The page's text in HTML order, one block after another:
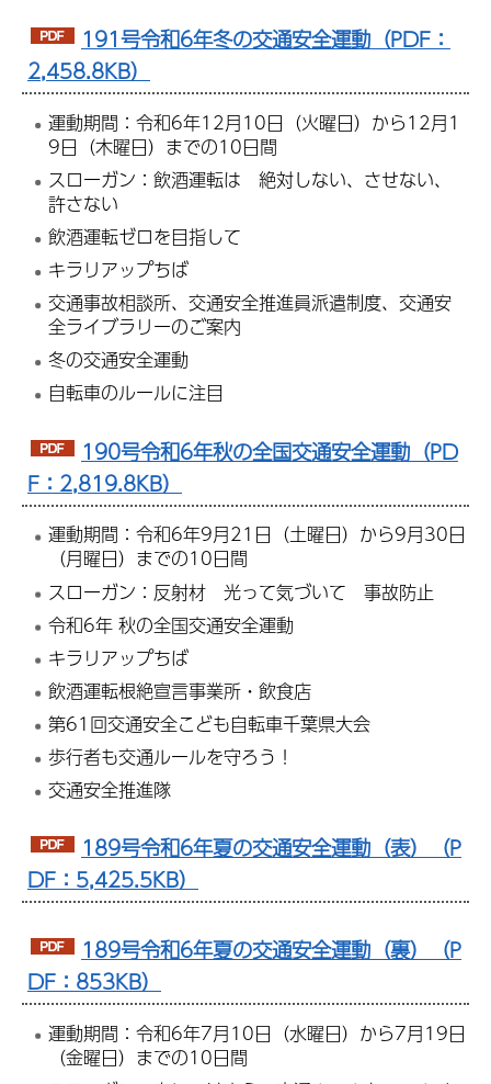
191号令和6年冬の交通安全運動（PDF：
2,458.8KB）
運動期間：令和6年12月10日（火曜日）から12月1
9日（木曜日）までの10日間
スローガン：飲酒運転は 絶対しない、させない、
許さない
飲酒運転ゼロを目指して
キラリアップちば
交通事故相談所、交通安全推進員派遣制度、交通安
全ライブラリーのご案内
冬の交通安全運動
自転車のルールに注目
190号令和6年秋の全国交通安全運動（PD
F：2,819.8KB）
運動期間：令和6年9月21日（土曜日）から9月30日
（月曜日）までの10日間
スローガン：反射材 光って気づいて 事故防止
令和6年 秋の全国交通安全運動
キラリアップちば
飲酒運転根絶宣言事業所・飲食店
第61回交通安全こども自転車千葉県大会
歩行者も交通ルールを守ろう！
交通安全推進隊
189号令和6年夏の交通安全運動（表）（P
DF：5,425.5KB）
189号令和6年夏の交通安全運動（裏）（P
DF：853KB）
運動期間：令和6年7月10日（水曜日）から7月19日
（金曜日）までの10日間